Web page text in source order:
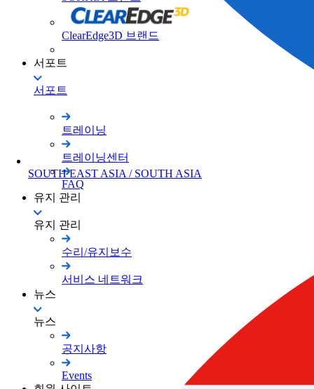
ClearEdge3D 브랜드
서포트
서포트
트레이닝
트레이닝센터
FAQ
유지 관리
유지 관리
수리/유지보수
서비스 네트워크
뉴스
뉴스
공지사항
Events
SOUTH EAST ASIA / SOUTH ASIA